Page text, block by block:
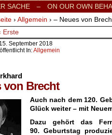
Internationale
SACHE – ON OUR OWN
› Allgemein › – Neues von
Erste
15. September 2018
In:Allgemein
von Brecht
Auch nach dem 120.
Glück weiter – mit
Dazu gehört das
90. Geburtstag